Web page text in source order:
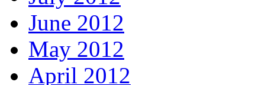
June 2012
May 2012
April 2012